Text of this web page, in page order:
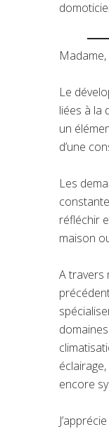
Le
liées à la
un
d’une
Les
réfléchir
maison
A travers
encore